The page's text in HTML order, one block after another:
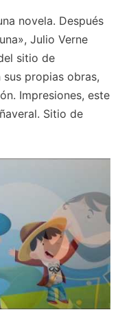
novela. Después
Julio Verne
sitio de
propias obras,
Impresiones, este
Sitio de